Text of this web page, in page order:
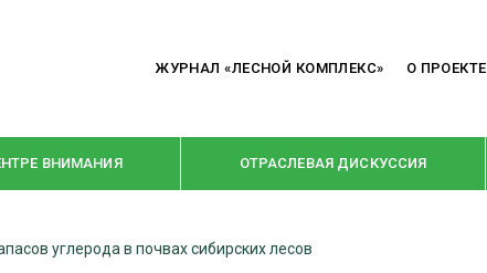
ЖУРНАЛ «ЛЕСНОЙ КОМПЛЕКС» О ПРОЕКТЕ
ВНИМАНИЯ ОТРАСЛЕВАЯ ДИСКУССИЯ
РУБРИКИ
углерода в почвах сибирских лесов